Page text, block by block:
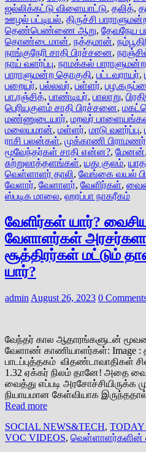
ஜல்லிக்கட்டு விளையாட்டு, தலித்,
ஊழல் பட்டியல், திருச்சி
தெண்பெண்ணை ஆறு, தேவநேய
தொண்டைமான், நத்தமான்,
நாங்குநேரி சாதி பிரச்சனை,
நாய் வளர்ப்பு, நாமக்கல்
பாராளுமன்ற தொகுதி, பட்டவராயர்,
பறையர், பல்லவர், பள்ளர்,
பா.ரஞ்சித், பாண்டியர், பாலாறு,
பெரியகுளம் சாதி பிரச்சனை,
மண்ணுடையார், மறவர்
மலையமான், மள்ளர், மாடு வளர்ப்பு,
ராசி பலன்கள், முக்காணி பிராமணர்
மூவேந்தர்கள் சாதி என்ன?, மேனன்,
சுற்றுலாத்தளங்கள், யது குலம்,
வெள்ளாளர் தாலி, வேங்கை வயல்
வேளார், வேளாளர், வேளிர்கள்,
ஸ்படிக மாலை, ஹரப்பா நாகரீகம்
வேளிர்கள் யார்?
வேளாளர்கள்
சூத்திரர்கள் மட்டும்
யார்?
admin August 26, 2023 0
வேந்தர் கால ஆதாரங்களுடன்
வேளாண் காணியாளர்கள்: Image :
பாடப்புத்தகம் விதண்டாவாதிகள்
1.32 ஏக்கர் நிலம் தானே! அதை
வைத்து எப்படி அரசோச்சியிருக்க
நியாயமான கேள்வியாக
Read more
SOCIAL NEWS&TECH, TODAY
VOC VIDEOS, வெள்ளாளர்களின்